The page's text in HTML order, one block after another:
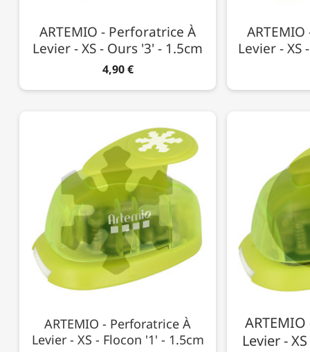
ARTEMIO - Perforatrice À
Levier - XS - Ours '3' - 1.5cm
4,90 €
Levier - XS
ARTEMIO - Perforatrice À
Levier - XS - Flocon '1' - 1.5cm
Levier -